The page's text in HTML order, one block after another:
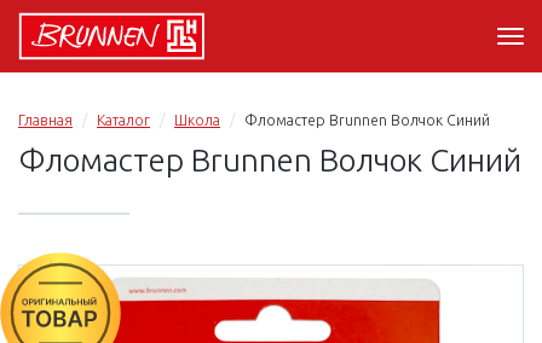
Главная Каталог Школа Фломастер Brunnen Волчок Синий
Фломастер Brunnen Волчок Синий